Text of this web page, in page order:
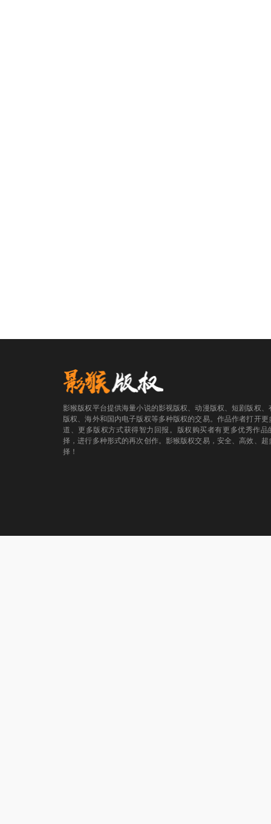
影猴版权平台提供海量小说的影视版权、动漫版权、短剧版权、
版权、海外和国内电子版权等多种版权的交易。作品作者打开更
道、更多版权方式获得智力回报。版权购买者有更多优秀作品
择，进行多种形式的再次创作。影猴版权交易，安全、高效、超
择！